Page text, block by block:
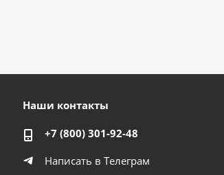
Наши контакты
+7 (800) 301-92-48
Написать в Телеграм